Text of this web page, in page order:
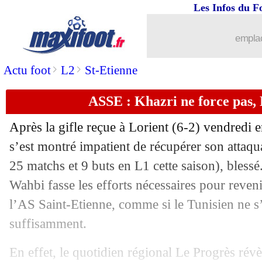
Actu foot> L2 > St-Etienne
Les Infos du
ASSE : Khazri ne force pas,
Après la gifle reçue à Lorient (6-2) vendredi
s’est montré impatient de récupérer son
25 matchs et 9 buts en L1 cette saison),
Wahbi fasse les efforts nécessaires pour
l’AS Saint-Etienne, comme si le Tunisien ne
suffisamment.
En effet, le quotidien régional Le Progrès
: incident pendant Brest-Nantes
10/04 L1: Lens-Nice, les compos
10/04 Metz: le constat accablant de Bronn
10/04 Bordeaux: Lacoux savoure sans
10/04 Man Utd : Van Persie aurait recalé
10/04 L1: Bordeaux 3-1 Metz (fini)
Ita. : Immobile voit triple avec la